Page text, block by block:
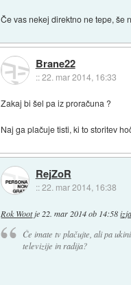
Če vas nekej direktno ne tepe, še
Brane22
::22. mar 2014, 16:33
Zakaj bi šel pa iz proračuna ?
Naj ga plačuje tisti, ki to storitev
RejZoR
::22. mar 2014, 16:38
Rok Wootje 22. mar 2014 ob 14:58
Če imate tv plačujte, ali pa
televizije in radija?